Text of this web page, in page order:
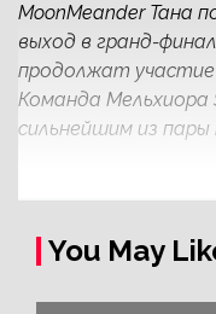
MoonMeander Тана
выход в гранд-
продолжат
Команда Мельхиора
сильнейшим из пары
You May